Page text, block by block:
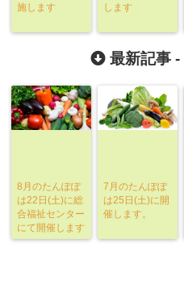
施します
します
最新記事 -
8月のたんぽぽ
は22日(土)に総
合福祉センター
にて開催します
7月のたんぽぽ
は25日(土)に開
催します。